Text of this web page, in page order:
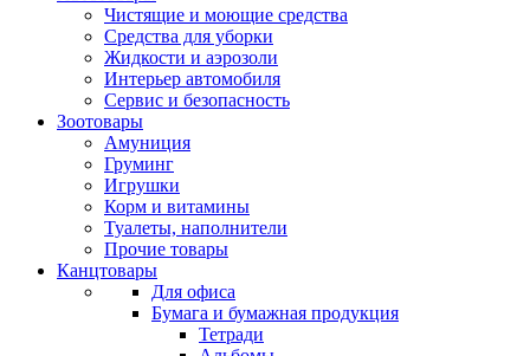
Чистящие и моющие средства
Средства для уборки
Жидкости и аэрозоли
Интерьер автомобиля
Сервис и безопасность
Зоотовары
Амуниция
Груминг
Игрушки
Корм и витамины
Туалеты, наполнители
Прочие товары
Канцтовары
Для офиса
Бумага и бумажная продукция
Тетради